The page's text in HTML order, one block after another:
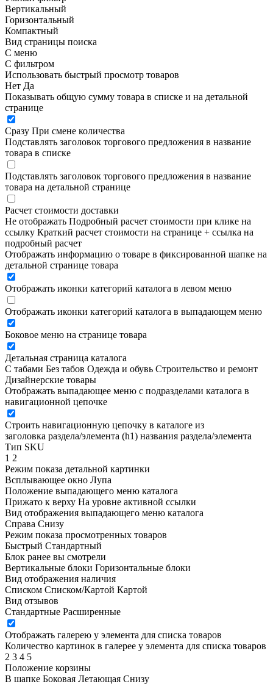
Вертикальный
Горизонтальный
Компактный
Вид страницы поиска
С меню
С фильтром
Использовать быстрый просмотр товаров
Нет Да
Показывать общую сумму товара в списке и на детальной
странице
Сразу При смене количества
Подставлять заголовок торгового предложения в название
товара в списке
Подставлять заголовок торгового предложения в название
товара на детальной странице
Расчет стоимости доставки
Не отображать Подробный расчет стоимости при клике на
ссылку Краткий расчет стоимости на странице + ссылка на
подробный расчет
Отображать информацию о товаре в фиксированной шапке на
детальной странице товара
Отображать иконки категорий каталога в левом меню
Отображать иконки категорий каталога в выпадающем меню
Боковое меню на странице товара
Детальная страница каталога
С табами Без табов Одежда и обувь Строительство и ремонт
Дизайнерские товары
Отображать выпадающее меню с подразделами каталога в
навигационной цепочке
Строить навигационную цепочку в каталоге из
заголовка раздела/элемента (h1) названия раздела/элемента
Тип SKU
1 2
Режим показа детальной картинки
Всплывающее окно Лупа
Положение выпадающего меню каталога
Прижато к верху На уровне активной ссылки
Вид отображения выпадающего меню каталога
Справа Снизу
Режим показа просмотренных товаров
Быстрый Стандартный
Блок ранее вы смотрели
Вертикальные блоки Горизонтальные блоки
Вид отображения наличия
Списком Списком/Картой Картой
Вид отзывов
Стандартные Расширенные
Отображать галерею у элемента для списка товаров
Количество картинок в галерее у элемента для списка товаров
2 3 4 5
Положение корзины
В шапке Боковая Летающая Снизу